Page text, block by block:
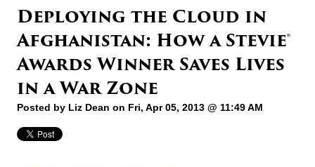
Deploying the Cloud in
Afghanistan: How a Stevie®
Awards Winner Saves Lives
in a War Zone
Posted by Liz Dean on Fri, Apr 05, 2013 @ 11:49 AM